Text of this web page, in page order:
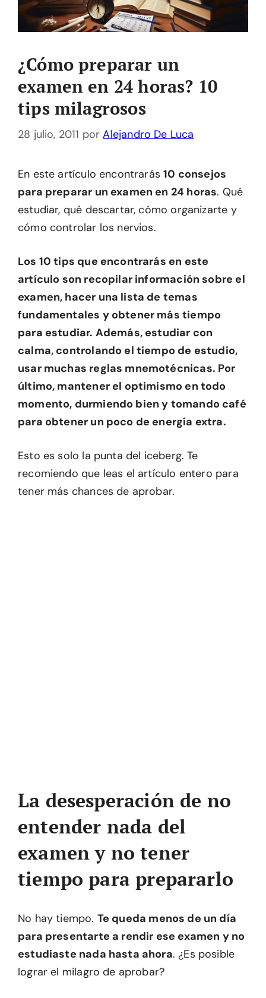
¿Cómo preparar un
examen en 24 horas? 10
tips milagrosos
28 julio, 2011 porAlejandro De Luca
En este artículo encontrarás10 consejos
para preparar un examen en 24 horas. Qué
estudiar, qué descartar, cómo organizarte y
cómo controlar los nervios.
Los 10 tips que encontrarás en este
artículo son recopilar información sobre el
examen, hacer una lista de temas
fundamentales y obtener más tiempo
para estudiar. Además, estudiar con
calma, controlando el tiempo de estudio,
usar muchas reglas mnemotécnicas. Por
último, mantener el optimismo en todo
momento, durmiendo bien y tomando café
para obtener un poco de energía extra.
Esto es solo la punta del iceberg. Te
recomiendo que leas el artículo entero para
tener más chances de aprobar.
La desesperación de no
entender nada del
examen y no tener
tiempo para prepararlo
No hay tiempo. Te queda menos de un día
para presentarte a rendir ese examen y no
estudiaste nada hasta ahora. ¿Es posible
lograr el milagro de aprobar?